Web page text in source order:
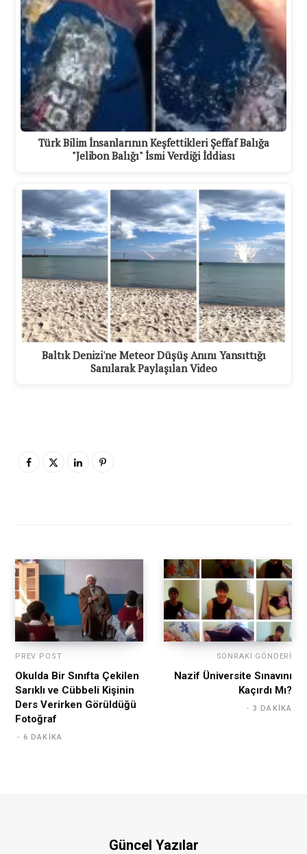
Türk Bilim İnsanlarının Keşfettikleri Şeffaf Balığa
"Jelibon Balığı" İsmi Verdiği İddiası
Baltık Denizi'ne Meteor Düşüş Anını Yansıttığı
Sanılarak Paylaşılan Video
PREV POST
Okulda Bir Sınıfta Çekilen
Sarıklı ve Cübbeli Kişinin
Ders Verirken Görüldüğü
Fotoğraf
6 DAKIKA
SONRAKI GÖNDERI
Nazif Üniversite Sınavını
Kaçırdı Mı?
3 DAKIKA
Güncel Yazılar